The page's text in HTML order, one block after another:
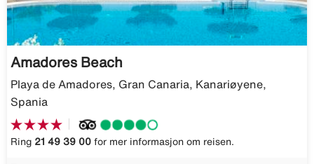
Amadores Beach
Playa de Amadores, Gran Canaria, Kanariøyene,
Spania
Ring 21 49 39 00 for mer informasjon om reisen.